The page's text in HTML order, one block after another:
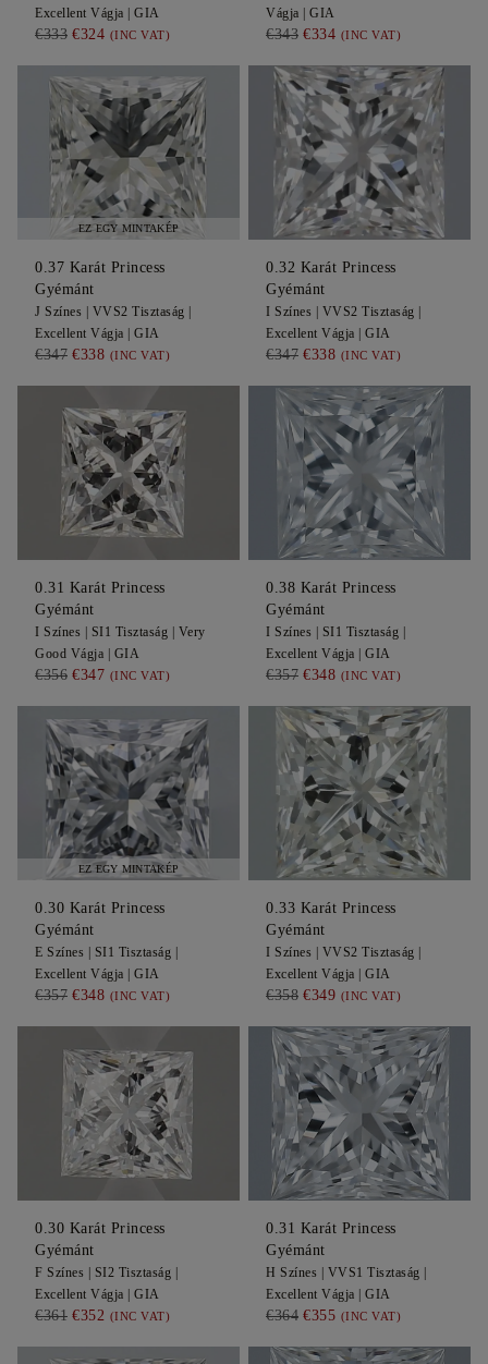
Excellent Vágja | GIA
€333 €324 (INC VAT)
Vágja | GIA
€343 €334 (INC VAT)
EZ EGY MINTAKÉP
0.37 Karát Princess
Gyémánt
J Színes | VVS2 Tisztaság |
Excellent Vágja | GIA
€347 €338 (INC VAT)
0.32 Karát Princess
Gyémánt
I Színes | VVS2 Tisztaság |
Excellent Vágja | GIA
€347 €338 (INC VAT)
0.31 Karát Princess
Gyémánt
I Színes | SI1 Tisztaság | Very
Good Vágja | GIA
€356 €347 (INC VAT)
0.38 Karát Princess
Gyémánt
I Színes | SI1 Tisztaság |
Excellent Vágja | GIA
€357 €348 (INC VAT)
EZ EGY MINTAKÉP
0.30 Karát Princess
Gyémánt
E Színes | SI1 Tisztaság |
Excellent Vágja | GIA
€357 €348 (INC VAT)
0.33 Karát Princess
Gyémánt
I Színes | VVS2 Tisztaság |
Excellent Vágja | GIA
€358 €349 (INC VAT)
0.30 Karát Princess
Gyémánt
F Színes | SI2 Tisztaság |
Excellent Vágja | GIA
€361 €352 (INC VAT)
0.31 Karát Princess
Gyémánt
H Színes | VVS1 Tisztaság |
Excellent Vágja | GIA
€364 €355 (INC VAT)